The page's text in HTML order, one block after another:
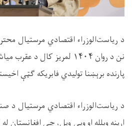
د ریاست‌الوزراء اقتصادي مرستیال
نن د روان ۱۴۰۴ لمریز کال د عقرب
پارنده برېښنا تولیدي فابریکه ګټې
د ریاست‌الوزراء اقتصادي مرستیال د
اړینه وبلله او ویې ویل، چې افغانستان